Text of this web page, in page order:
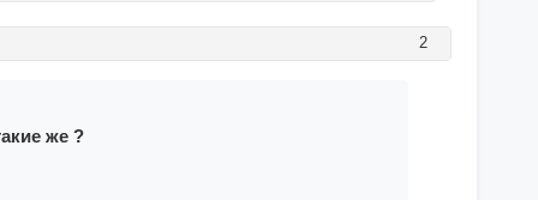
2
же ?